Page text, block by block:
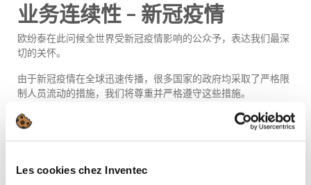
Les cookies chez Inventec
业务连续性 – 新冠疫情
欧纷泰在此问候全世界受新冠疫情影响的公众予，表达我们最深
切的关怀。
由于新冠疫情在全球迅速传播，很多国家的政府均采取了严格限
制人员流动的措施，我们将尊重并严格遵守这些措施。
欧纷泰坚持确保业务连续性：
欧纷泰将公民健康视为己任，已在此期间采取一切必要预防措施
我们还实施了旅行限制政策。